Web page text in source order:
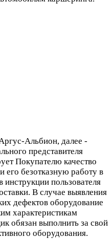
Альбион, далее -
представителя
Покупателю качество
его безотказную работу в
инструкции пользователя
В случае выявления
дефектов оборудование
характеристикам
обязан выполнить за свой
оборудования.